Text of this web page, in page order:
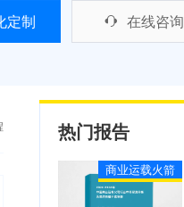
定制 在线咨询
热门报告
商业运载火箭